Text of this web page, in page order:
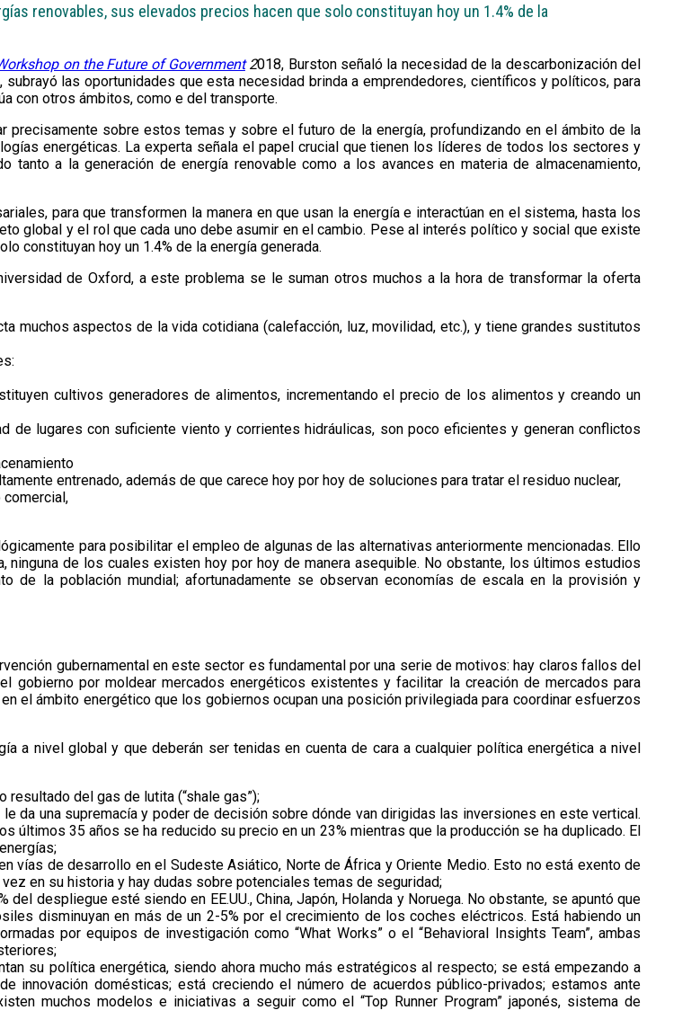
renovables, sus elevados precios hacen que solo constituyan hoy un 1.4% de la
on the Future of Government2018, Burston señaló la necesidad de la descarbonización del
las oportunidades que esta necesidad brinda a emprendedores, científicos y políticos, para
con otros ámbitos, como e del transporte.
sobre estos temas y sobre el futuro de la energía, profundizando en el ámbito de la
energéticas. La experta señala el papel crucial que tienen los líderes de todos los sectores y
a la generación de energía renovable como a los avances en materia de almacenamiento,
para que transformen la manera en que usan la energía e interactúan en el sistema, hasta los
global y el rol que cada uno debe asumir en el cambio. Pese al interés político y social que existe
constituyan hoy un 1.4% de la energía generada.
de Oxford, a este problema se le suman otros muchos a la hora de transformar la oferta
muchos aspectos de la vida cotidiana (calefacción, luz, movilidad, etc.), y tiene grandes sustitutos
cultivos generadores de alimentos, incrementando el precio de los alimentos y creando un
de lugares con suficiente viento y corrientes hidráulicas, son poco eficientes y generan conflictos
entrenado, además de que carece hoy por hoy de soluciones para tratar el residuo nuclear,
comercial,
para posibilitar el empleo de algunas de las alternativas anteriormente mencionadas. Ello
de los cuales existen hoy por hoy de manera asequible. No obstante, los últimos estudios
de la población mundial; afortunadamente se observan economías de escala en la provisión y
gubernamental en este sector es fundamental por una serie de motivos: hay claros fallos del
gobierno por moldear mercados energéticos existentes y facilitar la creación de mercados para
el ámbito energético que los gobiernos ocupan una posición privilegiada para coordinar esfuerzos
a nivel global y que deberán ser tenidas en cuenta de cara a cualquier política energética a nivel
del gas de lutita (“shale gas”);
da una supremacía y poder de decisión sobre dónde van dirigidas las inversiones en este vertical.
últimos 35 años se ha reducido su precio en un 23% mientras que la producción se ha duplicado. El
vías de desarrollo en el Sudeste Asiático, Norte de África y Oriente Medio. Esto no está exento de
en su historia y hay dudas sobre potenciales temas de seguridad;
despliegue esté siendo en EE.UU., China, Japón, Holanda y Noruega. No obstante, se apuntó que
disminuyan en más de un 2-5% por el crecimiento de los coches eléctricos. Está habiendo un
por equipos de investigación como “What Works” o el “Behavioral Insights Team”, ambas
su política energética, siendo ahora mucho más estratégicos al respecto; se está empezando a
innovación domésticas; está creciendo el número de acuerdos público-privados; estamos ante
muchos modelos e iniciativas a seguir como el “Top Runner Program” japonés, sistema de